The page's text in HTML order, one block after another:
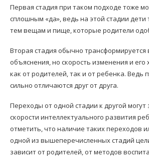
Первая стадия при таком подходе тоже
сплошным «да», ведь на этой стадии дети
тем вещам и пище, которые родители
Вторая стадия обычно
объяснения, но скорость изменения и его
как от родителей, так и от ребенка. Ведь
сильно отличаются друг от друга.
Переходы от одной стадии к другой могут
скорости интеллектуального развития
отметить, что наличие таких переходов
одной из вышеперечисленных стадий
зависит от родителей, от методов